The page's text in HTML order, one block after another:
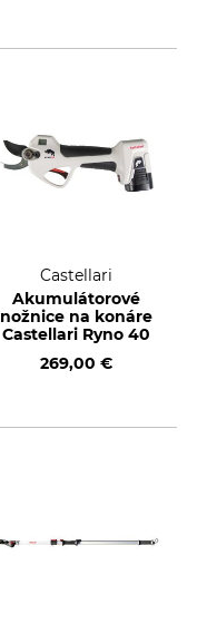
Castellari
Akumulátorové
nožnice na konáre
Castellari Ryno 40
269,00 €